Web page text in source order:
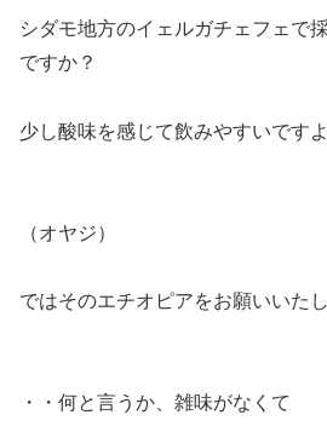
シダモ地方のイェルガチェフェで
ですか？
少し酸味を感じて飲みやすいですよ
（オヤジ）
ではそのエチオピアをお願いいたし
・・何と言うか、雑味がなくて